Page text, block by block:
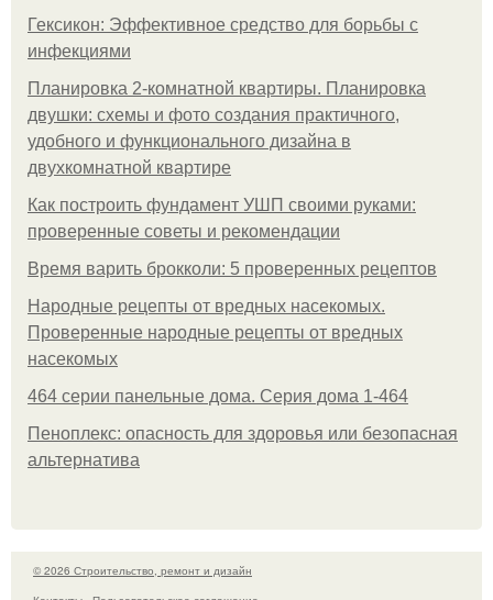
Гексикон: Эффективное средство для борьбы с
инфекциями
Планировка 2-комнатной квартиры. Планировка
двушки: схемы и фото создания практичного,
удобного и функционального дизайна в
двухкомнатной квартире
Как построить фундамент УШП своими руками:
проверенные советы и рекомендации
Время варить брокколи: 5 проверенных рецептов
Народные рецепты от вредных насекомых.
Проверенные народные рецепты от вредных
насекомых
464 серии панельные дома. Серия дома 1-464
Пеноплекс: опасность для здоровья или безопасная
альтернатива
© 2026 Строительство, ремонт и дизайн